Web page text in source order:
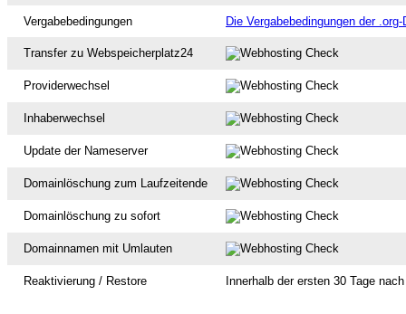
Vergabebedingungen Die Vergabebedingungen der
Transfer zu Webspeicherplatz24
Providerwechsel
Inhaberwechsel
Update der Nameserver
Domainlöschung zum Laufzeitende
Domainlöschung zu sofort
Domainnamen mit Umlauten
Reaktivierung / Restore Innerhalb der ersten 30 Tage